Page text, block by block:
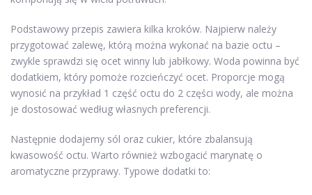
Podstawowy przepis zawiera kilka kroków. Najpierw należy
przygotować zalewę, którą można wykonać na bazie octu –
zwykle sprawdzi się ocet winny lub jabłkowy. Woda powinna być
dodatkiem, który pomoże rozcieńczyć ocet. Proporcje mogą
wynosić na przykład 1 część octu do 2 części wody, ale można
je dostosować według własnych preferencji.
Następnie dodajemy sól oraz cukier, które zbalansują
kwasowość octu. Warto również wzbogacić marynatę o
aromatyczne przyprawy. Typowe dodatki to: